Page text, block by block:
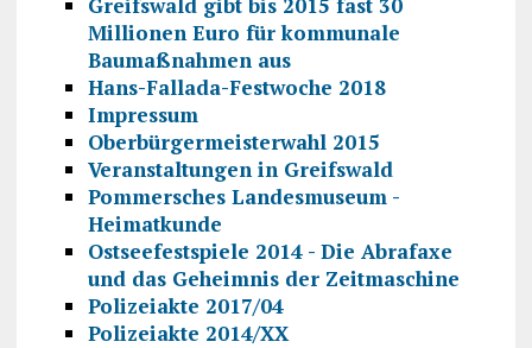
Millionen Euro für kommunale
Baumaßnahmen aus
Hans-Fallada-Festwoche 2018
Impressum
Oberbürgermeisterwahl 2015
Veranstaltungen in Greifswald
Pommersches Landesmuseum -
Heimatkunde
Ostseefestspiele 2014 - Die Abrafaxe
und das Geheimnis der Zeitmaschine
Polizeiakte 2017/04
Polizeiakte 2014/XX